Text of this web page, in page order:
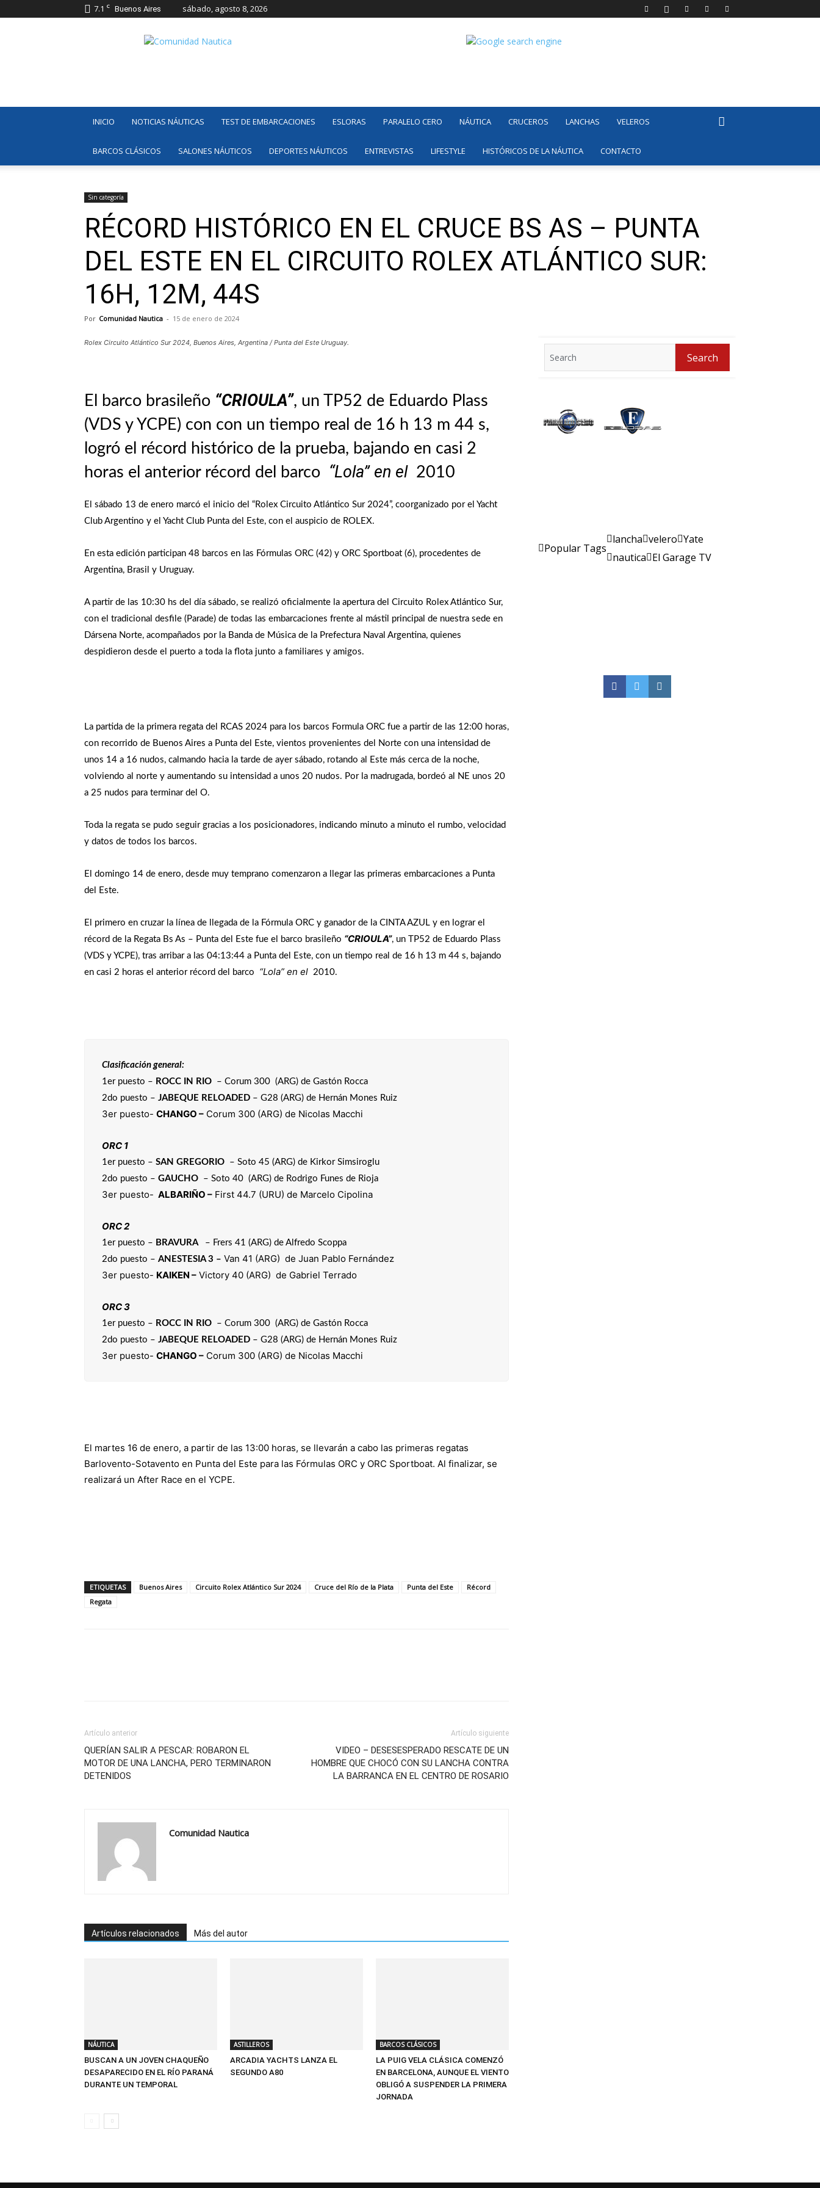
7.1 C Buenos Aires sábado, agosto 8, 2026
Comunidad
INICIO NOTICIAS NÁUTICAS TEST DE EMBARCACIONES ESLORAS PARALELO CERO NÁUTICA CRUCEROS LANCHAS VELEROS
BARCOS CLÁSICOS SALONES NÁUTICOS DEPORTES NÁUTICOS ENTREVISTAS LIFESTYLE HISTÓRICOS DE LA NÁUTICA CONTACTO
Sin categoría
RÉCORD HISTÓRICO EN EL CRUCE BS AS – PUNTA
DEL ESTE EN EL CIRCUITO ROLEX ATLÁNTICO SUR:
16H, 12M, 44S
Por Comunidad Nautica - 15 de enero de 2024
Rolex Circuito Atlántico Sur 2024, Buenos Aires, Argentina / Punta del Este Uruguay.
El barco brasileño “CRIOULA”, un TP52 de Eduardo Plass
(VDS y YCPE) con con un tiempo real de 16 h 13 m 44 s,
logró el récord histórico de la prueba, bajando en casi 2
horas el anterior récord del barco “Lola” en el 2010
El sábado 13 de enero marcó el inicio del “Rolex Circuito Atlántico Sur 2024”, coorganizado por el Yacht
Club Argentino y el Yacht Club Punta del Este, con el auspicio de ROLEX.
En esta edición participan 48 barcos en las Fórmulas ORC (42) y ORC Sportboat (6), procedentes de
Argentina, Brasil y Uruguay.
A partir de las 10:30 hs del día sábado, se realizó oficialmente la apertura del Circuito Rolex Atlántico Sur,
con el tradicional desfile (Parade) de todas las embarcaciones frente al mástil principal de nuestra sede en
Dársena Norte, acompañados por la Banda de Música de la Prefectura Naval Argentina, quienes
despidieron desde el puerto a toda la flota junto a familiares y amigos.
La partida de la primera regata del RCAS 2024 para los barcos Formula ORC fue a partir de las 12:00 horas,
con recorrido de Buenos Aires a Punta del Este, vientos provenientes del Norte con una intensidad de
unos 14 a 16 nudos, calmando hacia la tarde de ayer sábado, rotando al Este más cerca de la noche,
volviendo al norte y aumentando su intensidad a unos 20 nudos. Por la madrugada, bordeó al NE unos 20
a 25 nudos para terminar del O.
Toda la regata se pudo seguir gracias a los posicionadores, indicando minuto a minuto el rumbo, velocidad
y datos de todos los barcos.
El domingo 14 de enero, desde muy temprano comenzaron a llegar las primeras embarcaciones a Punta
del Este.
El primero en cruzar la línea de llegada de la Fórmula ORC y ganador de la CINTA AZUL y en lograr el
récord de la Regata Bs As – Punta del Este fue el barco brasileño “CRIOULA”, un TP52 de Eduardo Plass
(VDS y YCPE), tras arribar a las 04:13:44 a Punta del Este, con un tiempo real de 16 h 13 m 44 s, bajando
en casi 2 horas el anterior récord del barco
“Lola” en el 2010.
Clasificación general:
1er puesto – ROCC IN RIO – Corum 300 (ARG) de Gastón Rocca
2do puesto – JABEQUE RELOADED – G28 (ARG) de Hernán Mones Ruiz
3er puesto- CHANGO – Corum 300 (ARG) de Nicolas Macchi
ORC 1
1er puesto – SAN GREGORIO – Soto 45 (ARG) de Kirkor Simsiroglu
2do puesto – GAUCHO – Soto 40 (ARG) de Rodrigo Funes de Rioja
3er puesto- ALBARIÑO – First 44.7 (URU) de Marcelo Cipolina
ORC 2
1er puesto – BRAVURA
– Frers 41 (ARG) de Alfredo Scoppa
2do puesto – ANESTESIA 3 – Van 41 (ARG) de Juan Pablo Fernández
3er puesto- KAIKEN – Victory 40 (ARG) de Gabriel Terrado
ORC 3
1er puesto – ROCC IN RIO – Corum 300 (ARG) de Gastón Rocca
2do puesto – JABEQUE RELOADED – G28 (ARG) de Hernán Mones Ruiz
3er puesto- CHANGO – Corum 300 (ARG) de Nicolas Macchi
El martes 16 de enero, a partir de las 13:00 horas, se llevarán a cabo las primeras regatas
Barlovento-Sotavento en Punta del Este para las Fórmulas ORC y ORC Sportboat. Al finalizar, se
realizará un After Race en el YCPE.
ETIQUETAS Buenos Aires Circuito Rolex Atlántico Sur 2024 Cruce del Río de la Plata Punta del Este
Récord
Regata
Artículo anterior
QUERÍAN SALIR A PESCAR: ROBARON EL
MOTOR DE UNA LANCHA, PERO TERMINARON
DETENIDOS
Artículo siguiente
VIDEO – DESESESPERADO RESCATE DE UN
HOMBRE QUE CHOCÓ CON SU LANCHA CONTRA
LA BARRANCA EN EL CENTRO DE ROSARIO
Comunidad Nautica
Artículos relacionados Más del autor
NÁUTICA
BUSCAN A UN JOVEN CHAQUEÑO
DESAPARECIDO EN EL RÍO PARANÁ
DURANTE UN TEMPORAL
ASTILLEROS
ARCADIA YACHTS LANZA EL
SEGUNDO A80
BARCOS CLÁSICOS
LA PUIG VELA CLÁSICA COMENZÓ
EN BARCELONA, AUNQUE EL VIENTO
OBLIGÓ A SUSPENDER LA PRIMERA
JORNADA
for:
Search
Popular Tags
lancha velero Yate
nautica El Garage TV
Facebook
TwitterInstagram